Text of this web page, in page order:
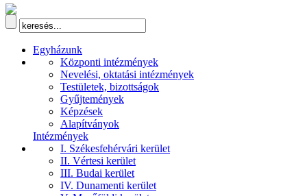
Egyházunk
Központi intézmények
Nevelési, oktatási intézmények
Testületek, bizottságok
Gyűjtemények
Képzések
Alapítványok
Intézmények
I. Székesfehérvári kerület
II. Vértesi kerület
III. Budai kerület
IV. Dunamenti kerület